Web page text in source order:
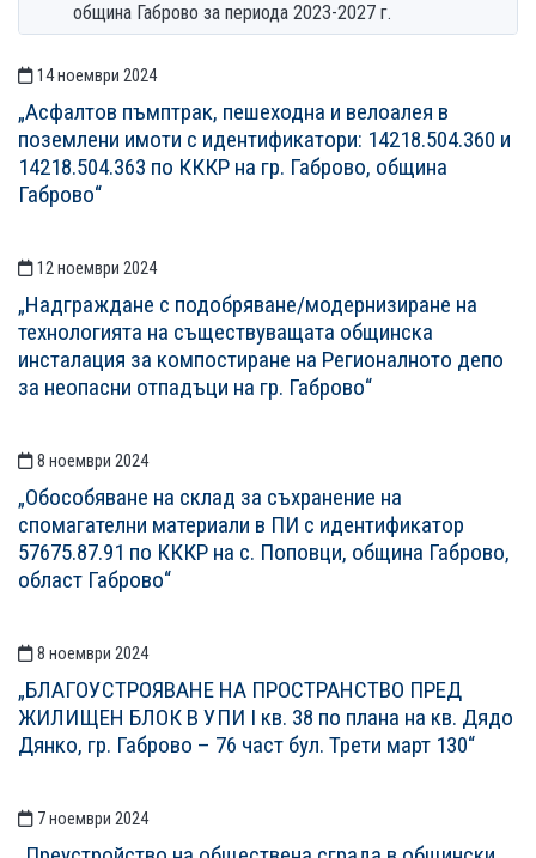
община Габрово за периода 2023-2027 г.
СТАТИИСТАТИИ
14 ноември 2024
„Асфалтов пъмптрак, пешеходна и велоалея в
поземлени имоти с идентификатори: 14218.504.360 и
14218.504.363 по КККР на гр. Габрово, община
Габрово“
12 ноември 2024
„Надграждане с подобряване/модернизиране на
технологията на съществуващата общинска
инсталация за компостиране на Регионалното депо
за неопасни отпадъци на гр. Габрово“
8 ноември 2024
„Обособяване на склад за съхранение на
спомагателни материали в ПИ с идентификатор
57675.87.91 по КККР на с. Поповци, община Габрово,
област Габрово“
8 ноември 2024
„БЛАГОУСТРОЯВАНЕ НА ПРОСТРАНСТВО ПРЕД
ЖИЛИЩЕН БЛОК В УПИ I кв. 38 по плана на кв. Дядо
Дянко, гр. Габрово – 76 част бул. Трети март 130“
7 ноември 2024